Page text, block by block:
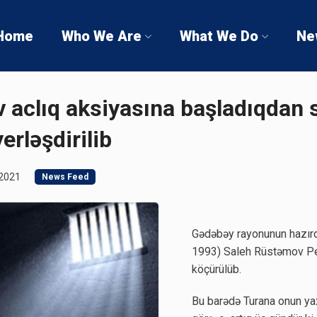
Who We Are What We Do
aksiyasına başladıqdan
News Feed
Gədəbəy rayonunun
1993) Saleh Rüstəmov
köçürülüb.
Bu barədə Turana onun